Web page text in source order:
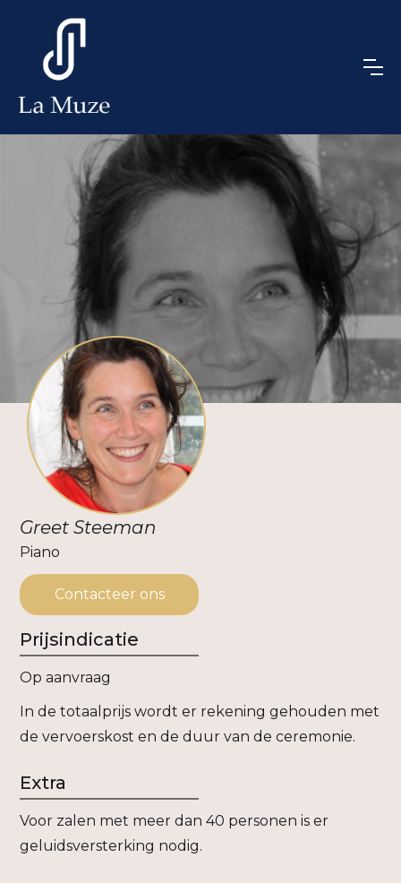
Greet Steeman
Piano
Contacteer ons
Prijsindicatie
Op aanvraag
In de totaalprijs wordt er rekening gehouden met
de vervoerskost en de duur van de ceremonie.
Extra
Voor zalen met meer dan 40 personen is er
geluidsversterking nodig.